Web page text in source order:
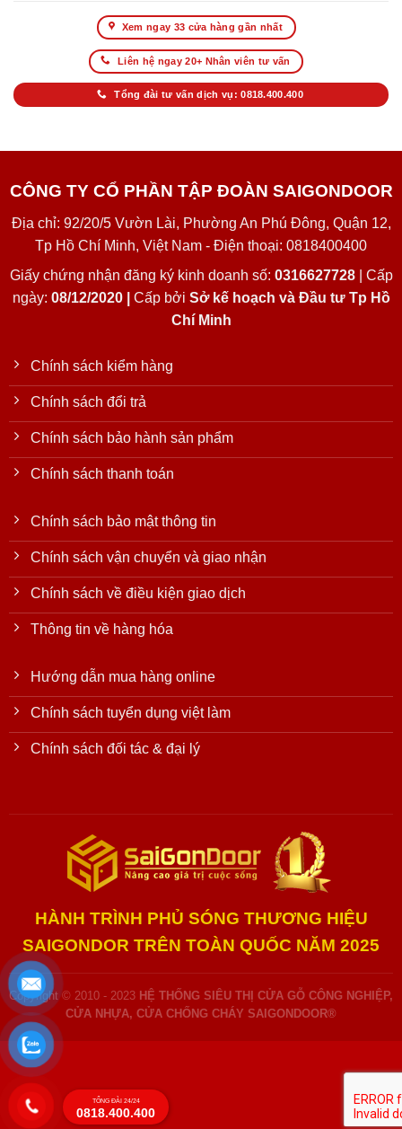
Xem ngay 33 cửa hàng gần nhất
Liên hệ ngay 20+ Nhân viên tư vấn
Tổng đài tư vấn dịch vụ: 0818.400.400
CÔNG TY CỔ PHẦN TẬP ĐOÀN SAIGONDOOR
Địa chỉ: 92/20/5 Vườn Lài, Phường An Phú Đông, Quận 12,
Tp Hồ Chí Minh, Việt Nam - Điện thoại: 0818400400
Giấy chứng nhận đăng ký kinh doanh số: 0316627728| Cấp
ngày: 08/12/2020 | Cấp bởi Sở kế hoạch và Đầu tư Tp Hồ
Chí Minh
Chính sách kiểm hàng
Chính sách đổi trả
Chính sách bảo hành sản phẩm
Chính sách thanh toán
Chính sách bảo mật thông tin
Chính sách vận chuyển và giao nhận
Chính sách về điều kiện giao dịch
Thông tin về hàng hóa
Hướng dẫn mua hàng online
Chính sách tuyển dụng việt làm
Chính sách đối tác & đại lý
HÀNH TRÌNH PHỦ SÓNG THƯƠNG HIỆU
SAIGONDOR TRÊN TOÀN QUỐC NĂM 2025
Copyright © 2010 - 2023 HỆ THỐNG SIÊU THỊ CỬA GỖ CÔNG NGHIỆP,
CỬA NHỰA, CỬA CHỐNG CHÁY SAIGONDOOR®
TỔNG ĐÀI 24/24
0818.400.400